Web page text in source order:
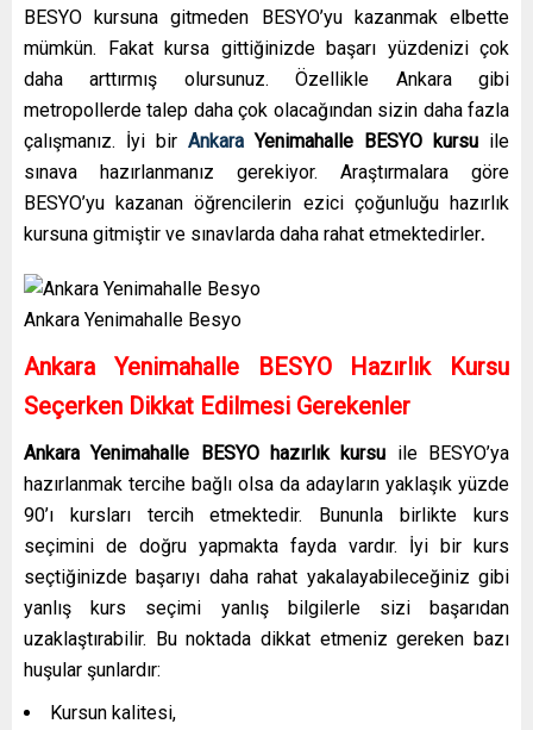
BESYO kursuna gitmeden BESYO’yu kazanmak elbette
mümkün. Fakat kursa gittiğinizde başarı yüzdenizi çok
daha arttırmış olursunuz. Özellikle Ankara gibi
metropollerde talep daha çok olacağından sizin daha fazla
çalışmanız. İyi bir Ankara Yenimahalle BESYO kursu ile
sınava hazırlanmanız gerekiyor. Araştırmalara göre
BESYO’yu kazanan öğrencilerin ezici çoğunluğu hazırlık
kursuna gitmiştir ve sınavlarda daha rahat etmektedirler.
Ankara Yenimahalle Besyo
Ankara Yenimahalle
BESYO Hazırlık Kursu
Seçerken Dikkat Edilmesi Gerekenler
Ankara Yenimahalle BESYO hazırlık kursu ile BESYO’ya
hazırlanmak tercihe bağlı olsa da adayların yaklaşık yüzde
90’ı kursları tercih etmektedir. Bununla birlikte kurs
seçimini de doğru yapmakta fayda vardır. İyi bir kurs
seçtiğinizde başarıyı daha rahat yakalayabileceğiniz gibi
yanlış kurs seçimi yanlış bilgilerle sizi başarıdan
uzaklaştırabilir. Bu noktada dikkat etmeniz gereken bazı
huşular şunlardır:
Kursun kalitesi,